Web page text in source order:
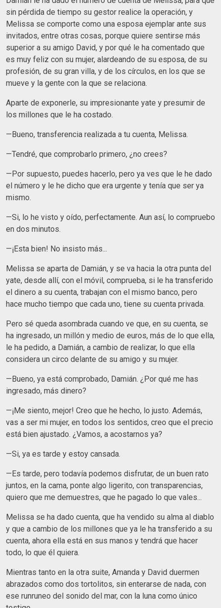
sin pérdida de tiempo su gestor realice la operación, y
Melissa se comporte como una esposa ejemplar ante sus
invitados, entre otras cosas, porque quiere sentirse más
superior a su amigo David, y por qué le ha comentado que
es muy feliz con su mujer, alardeando de su esposa, de su
profesión, de su gran villa, y de los círculos, en los que se
mueve y la gente con la que se relaciona.
Aparte de exponerle, su impresionante yate y presumir de
los millones que le ha costado.
—Bueno, transferencia realizada a tu cuenta, Melissa.
—Tendré, que comprobarlo primero, ¿no crees?
—Por supuesto, puedes hacerlo, pero ya ves que le he dado
el número y le he dicho que era urgente y tenía que ser ya
mismo.
—Si, lo he visto y oído, perfectamente. Aun así, lo compruebo
en dos minutos.
—¡Esta bien! No insisto más...
Melissa se aparta de Damián, y se va hacia la otra punta del
yate, desde allí, con el móvil, comprueba, si le ha transferido
el dinero a su cuenta, trabajan con el mismo banco, pero
hace mucho tiempo que cada uno, tiene su cuenta privada.
Pero sé queda asombrada cuando ve que, en su cuenta, se
ha ingresado, un millón y medio de euros, más de lo que ella,
le ha pedido, a Damián, a cambio de realizar, lo que ella
considera un circo delante de su amigo y su mujer.
—Bueno, ya está comprobado, Damián. ¿Por qué me has
ingresado, más dinero?
—¡Me siento, mejor! Creo que he hecho, lo justo. Además,
vas a ser mi mujer, en todos los sentidos, creo que el precio
está bien ajustado. ¿Vamos, a acostarnos ya?
—Si, ya es tarde y estoy cansada.
—Es tarde, pero todavía podemos disfrutar, de un buen rato
juntos, en la cama, ponte algo ligerito, con transparencias,
quiero que me demuestres, que he pagado lo que vales...
Melissa se ha dado cuenta, que ha vendido su alma al diablo
y que a cambio de los millones que ya le ha transferido a su
cuenta, ahora ella está en sus manos y tendrá que hacer
todo, lo que él quiera.
Mientras tanto en la otra suite, Amanda y David duermen
abrazados como dos tortolitos, sin enterarse de nada, con
ese runruneo del sonido del mar, con la luna como único